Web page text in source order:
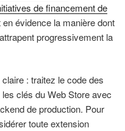
de financement de
en évidence la manière dont
progressivement la
: traitez le code des
clés du Web Store avec
de production. Pour
toute extension